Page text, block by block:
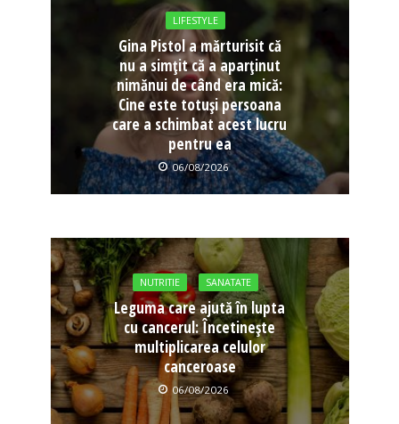
LIFESTYLE
Gina Pistol a mărturisit că
nu a simțit că a aparținut
nimănui de când era mică:
Cine este totuși persoana
care a schimbat acest lucru
pentru ea
06/08/2026
NUTRITIE SANATATE
Leguma care ajută în lupta
cu cancerul: Încetinește
multiplicarea celulor
canceroase
06/08/2026